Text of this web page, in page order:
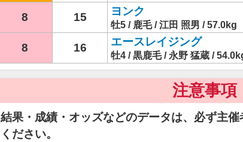
8 15 ヨンク
牡5 / 鹿毛 / 江田 照男 / 57.0kg
8 16 エースレイジング
牡4 / 黒鹿毛 / 永野 猛蔵 /
注意事項
結果・成績・オッズなどのデータは、必ず主
ください。